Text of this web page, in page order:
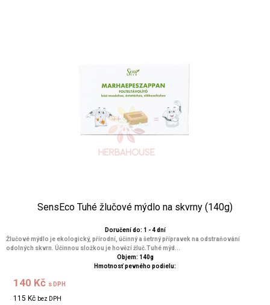
SensEco Tuhé žlučové mýdlo na skvrny (140g)
Doručení do: 1 - 4 dní
Žlučové mýdlo je ekologický, přírodní, účinný a šetrný přípravek na odstraňování
odolných skvrn. Účinnou složkou je hovězí žluč.Tuhé mýd...
Objem: 140g
Hmotnosť pevného podielu:
140 Kč s DPH
115 Kč bez DPH